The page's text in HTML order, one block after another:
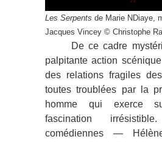
Les Serpents de Marie NDiaye,
Jacques Vincey © Christophe
De ce cadre
palpitante action
des relations fragiles
toutes troublées par la
homme qui exerce
fascination
comédiennes —